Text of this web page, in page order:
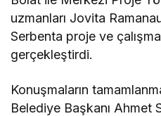
uzmanları Jovita
Serbenta proje ve
gerçekleştirdi.
Konuşmaların
Belediye Başkanı Ahmet